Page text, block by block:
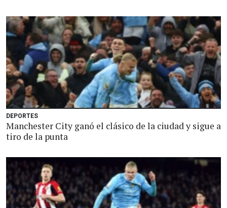
DEPORTES
Manchester City ganó el clásico de la ciudad y sigue a
tiro de la punta